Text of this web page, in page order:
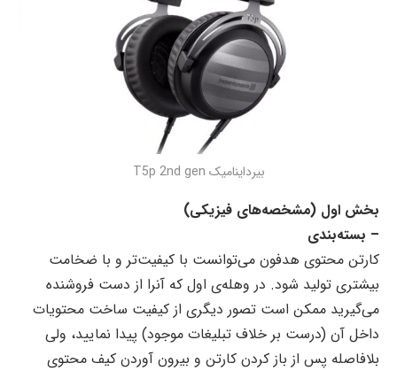
بیرداینامیک T5p 2nd gen
بخش اول (مشخصه‌های فیزیکی)
– بسته‌بندی
کارتن محتوی هدفون می‌توانست با کیفیت‌تر و با ضخامت
بیشتری تولید شود. در وهله‌ی اول که آنرا از دست فروشنده
می‌گیرید ممکن است تصور دیگری از کیفیت ساخت محتویات
داخل آن (درست بر خلاف تبلیغات موجود) پیدا نمایید، ولی
بلافاصله پس از باز کردن کارتن و بیرون آوردن کیف محتوی